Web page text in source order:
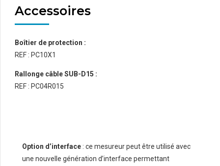
Accessoires
Boîtier de protection :
REF : PC10X1
Rallonge câble SUB-D15 :
REF : PC04R015
Option d’interface : ce mesureur peut être utilisé avec
une nouvelle génération d’interface permettant